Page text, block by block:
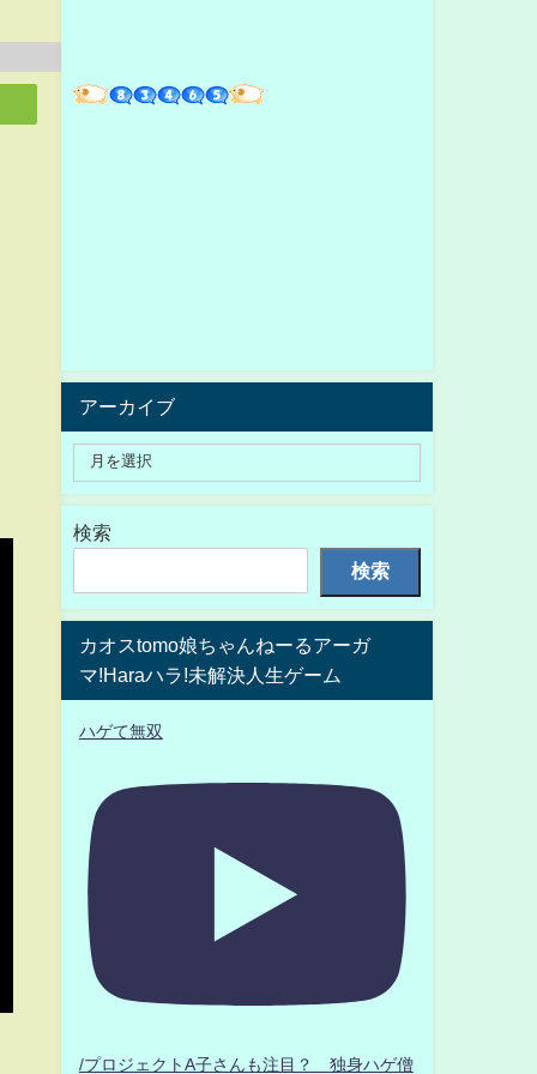
アーカイブ
検索
検索
カオスtomo娘ちゃんねーるアーガ
マ!Haraハラ!未解決人生ゲーム
ハゲて無双
/プロジェクトA子さんも注目？ 独身ハゲ僧